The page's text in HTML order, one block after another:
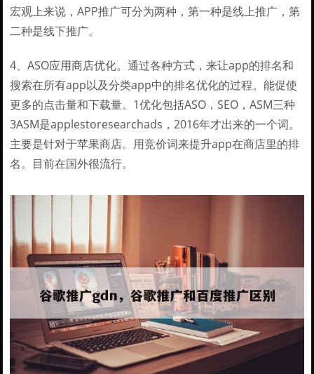
宏观上来说，APP推广可分为两种，第一种是线上推广，第
二种是线下推广。
4、ASO应用商店优化。通过各种方式，来让app的排名和
搜索在所有app以及分类app中的排名优化的过程。能促使
更多的点击量和下载量。1优化包括ASO，SEO，ASM三种
3ASM是applestoresearchads，2016年才出来的一个词。
主要是针对于苹果商店。用竞价词来提升app在商店里的排
名。目前在国外很流行。